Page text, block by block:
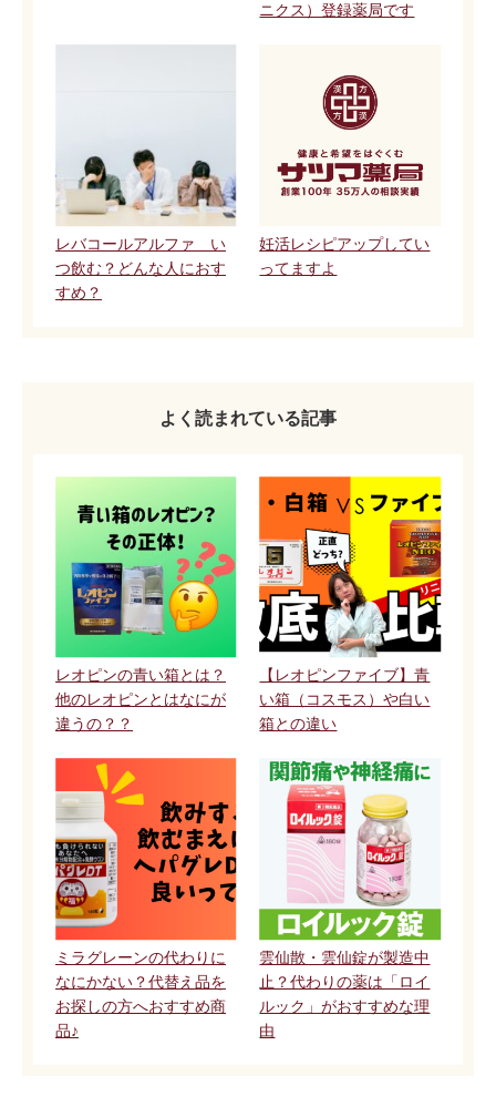
ニクス）登録薬局です
レバコールアルファ い
つ飲む？どんな人におす
すめ？
妊活レシピアップしてい
ってますよ
よく読まれている記事
レオピンの青い箱とは？
他のレオピンとはなにが
違うの？？
【レオピンファイブ】青
い箱（コスモス）や白い
箱との違い
ミラグレーンの代わりに
なにかない？代替え品を
お探しの方へおすすめ商
品♪
雲仙散・雲仙錠が製造中
止？代わりの薬は「ロイ
ルック」がおすすめな理
由